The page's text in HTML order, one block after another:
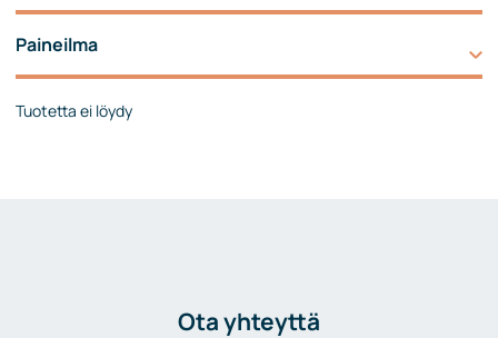
Paineilma
Tuotetta ei löydy
Ota yhteyttä